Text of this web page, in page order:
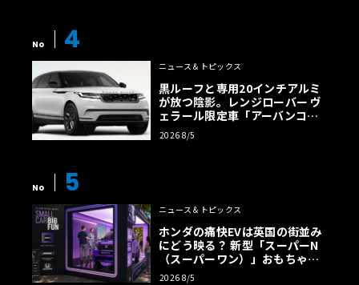
No 4
ニュース＆トピックス
黒ルーフと専用20インチアルミ
が放つ陰影。レンジローバー ヴ
ェラール限定車「アーバンコン
トラスト・エディション」登場
2026 8/5
No 5
ニュース＆トピックス
ホンダの痛快EVは英国の街並み
にどう映る？ 新型「スーパーN
（スーパーワン）」おもちゃ箱
ツアーの全貌
2026 8/5